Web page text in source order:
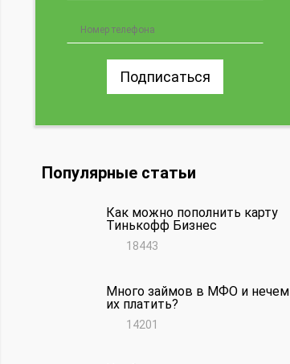
Подписаться
Популярные статьи
Как можно пополнить карту
Тинькофф Бизнес
18443
Много займов в МФО и нечем
их платить?
14201